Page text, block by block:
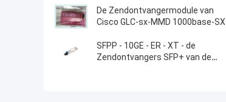
De Zendontvangermodule van
Cisco GLC-sx-MMD 1000base-SX
SFPP - 10GE - ER - XT - de
Zendontvangers SFP+ van de